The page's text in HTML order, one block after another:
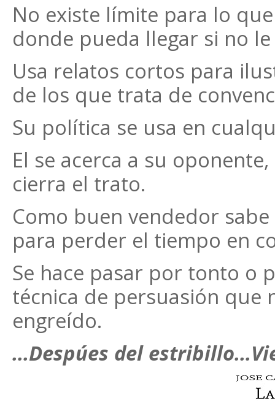
No existe límite para lo
donde pueda llegar si no
Usa relatos cortos para
de los que trata de
Su política se usa en
El se acerca a su
cierra el trato.
Como buen vendedor
para perder el tiempo en
Se hace pasar por tonto o
técnica de persuasión que
engreído.
...Despúes del